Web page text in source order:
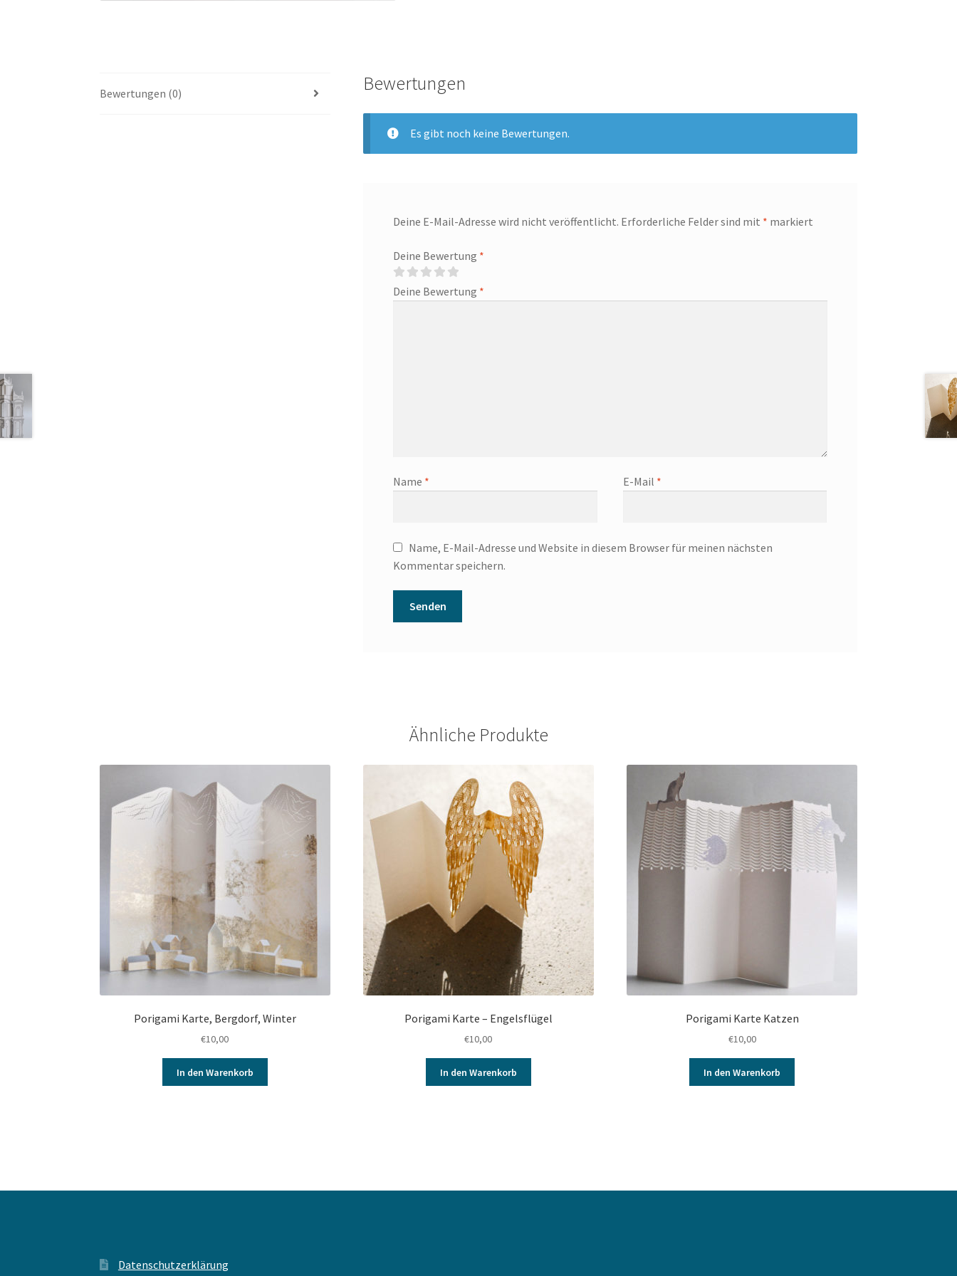
Bewertungen (0) Bewertungen
Es gibt noch keine Bewertungen.
Deine E-Mail-Adresse wird nicht veröffentlicht. Erforderliche Felder sind mit * markiert
Deine Bewertung *
Deine Bewertung *
Name * E-Mail *
Name, E-Mail-Adresse und Website in diesem Browser für meinen nächsten
Kommentar speichern.
Ähnliche Produkte
Porigami Karte, Bergdorf, Winter
€10,00
In den Warenkorb
Porigami Karte – Engelsflügel
€10,00
In den Warenkorb
Porigami Karte Katzen
€10,00
In den Warenkorb
Datenschutzerklärung